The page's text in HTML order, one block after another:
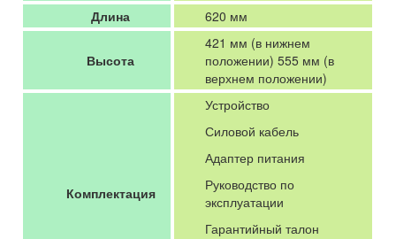
Длина
620 мм
Высота
421 мм (в нижнем
положении) 555 мм (в
верхнем положении)
Комплектация
Устройство
Силовой кабель
Адаптер питания
Руководство по
эксплуатации
Гарантийный талон